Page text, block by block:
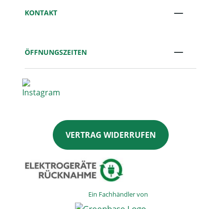
KONTAKT
ÖFFNUNGSZEITEN
VERTRAG WIDERRUFEN
Ein Fachhändler von